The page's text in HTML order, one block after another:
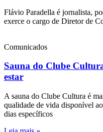
Flávio Paradella é jornalista,
exerce o cargo de Diretor de
Comunicados
Sauna do Clube
estar
A sauna do Clube Cultura é
qualidade de vida disponível
dias específicos